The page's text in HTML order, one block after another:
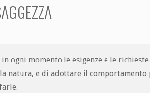
ogni momento le esigenze e le richieste
natura, e di adottare il comportamento